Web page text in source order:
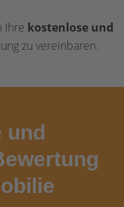
Ihre kostenlose und
zu vereinbaren.